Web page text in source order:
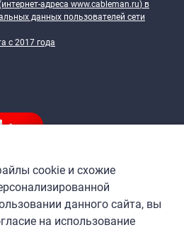
адреса www.cableman.ru) в
данных пользователей сети
c 2017 года
cookie и схожие
данного сайта, вы
на использование